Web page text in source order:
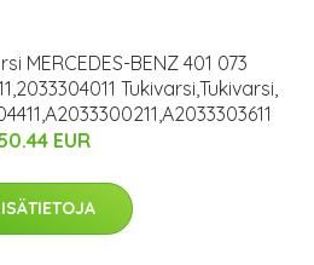
MERCEDES-BENZ 401 073
Tukivarsi,Tukivarsi,
EUR